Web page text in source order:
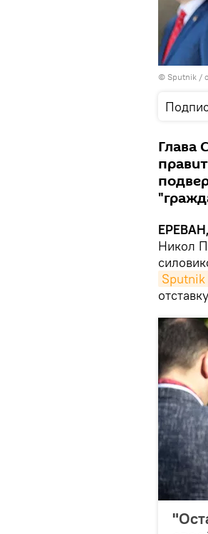
© Sputnik /
Глава
ЕРЕВАН,
Никол